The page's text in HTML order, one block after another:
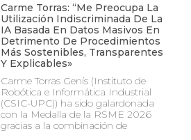
Carme Torras: “Me Preocupa La
Utilización Indiscriminada De La
IA Basada En Datos Masivos En
Detrimento De Procedimientos
Más Sostenibles, Transparentes
Y Explicables»
Carme Torras Genís (Instituto de
Robótica e Informática Industrial
(CSIC-UPC)) ha sido galardonada
con la Medalla de la RSME 2026
gracias a la combinación de